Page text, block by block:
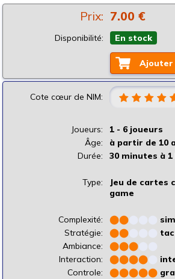
Prix: 7.00 €
Disponibilité: En stock
Ajouter
Cote cœur de NIM:
Joueurs:
1 - 6 joueurs
Âge:
à partir de 10
Durée:
30 minutes à
Type:
Jeu de cartes
game
Complexité: ⬤⬤
Stratégie:
⬤⬤
Ambiance:
⬤⬤⬤
Interaction:
⬤⬤⬤⬤
Controle:
⬤⬤⬤⬤⬤